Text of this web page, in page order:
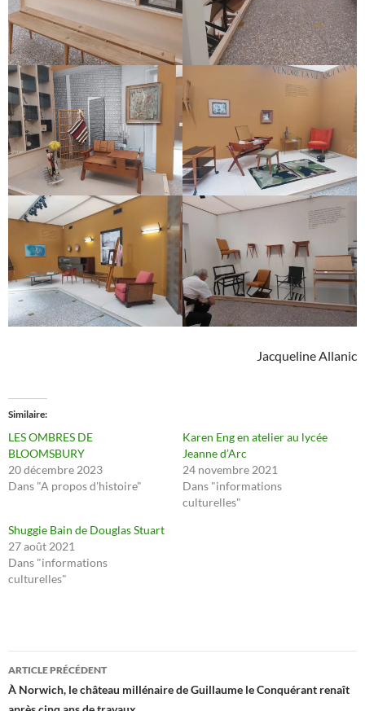
Jacqueline Allanic
Similaire
LES OMBRES DE
BLOOMSBURY
20 décembre 2023
Dans "A propos d'histoire"
Karen Eng en atelier au lycée
Jeanne d’Arc
24 novembre 2021
Dans "informations
culturelles"
Shuggie Bain de Douglas Stuart
27 août 2021
Dans "informations
culturelles"
Navigation
des
ARTICLE PRÉCÉDENT
À Norwich, le château millénaire de Guillaume le Conquérant renaît